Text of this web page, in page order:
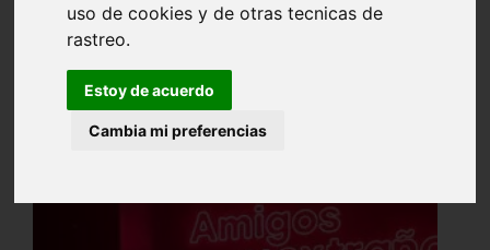
uso de cookies y de otras tecnicas de
rastreo.
Estoy de acuerdo
Cambia mi preferencias